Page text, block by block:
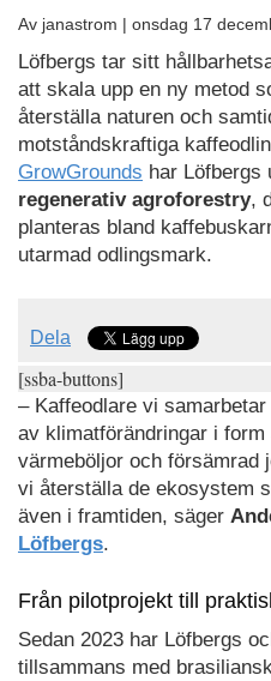
Av janastrom | onsdag 17
Löfbergs tar sitt
att skala upp en ny metod
återställa naturen och
motståndskraftiga
GrowGrounds har Löfbergs
regenerativ agroforestry,
planteras bland
utarmad odlingsmark.
Dela
[ssba-buttons]
– Kaffeodlare vi
av klimatförändringar i
värmeböljor och försämrad
vi återställa de ekosystem
även i framtiden, säger
Löfbergs.
Från pilotprojekt till
Sedan 2023 har Löfbergs
tillsammans med